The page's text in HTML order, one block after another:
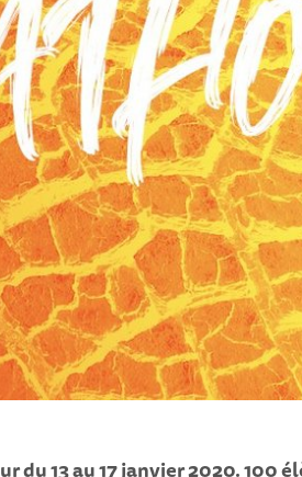
du 13 au 17 janvier 2020. 100